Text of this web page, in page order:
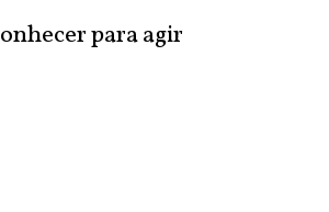
para agir